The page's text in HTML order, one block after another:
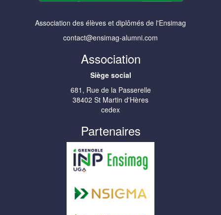
Association des élèves et diplômés de l'Ensimag
contact@ensimag-alumni.com
Association
Siège social
681, Rue de la Passerelle
38402 St Martin d'Hères
cedex
Partenaires